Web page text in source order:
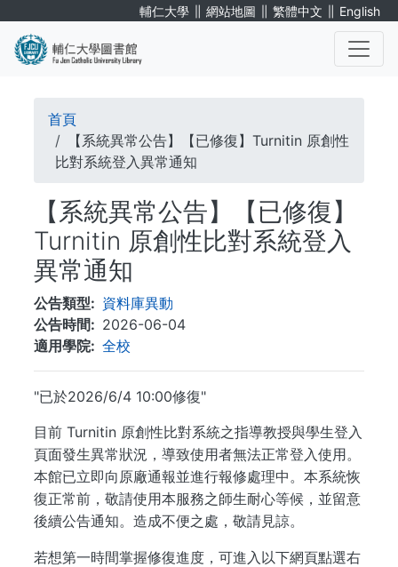
輔仁大學 ∥ 網站地圖 ∥ 繁體中文 ∥ English
導
航
結
首頁
【系統異常公告】【已修復】Turnitin 原創性
比對系統登入異常通知
【系統異常公告】【已修復】
Turnitin 原創性比對系統登入
異常通知
公告類型
資料庫異動
公告時間
2026-06-04
適用學院
全校
"已於2026/6/4 10:00修復"
目前 Turnitin 原創性比對系統之指導教授與學生登入
頁面發生異常狀況，導致使用者無法正常登入使用。
本館已立即向原廠通報並進行報修處理中。本系統恢
復正常前，敬請使用本服務之師生耐心等候，並留意
後續公告通知。造成不便之處，敬請見諒。
若想第一時間掌握修復進度，可進入以下網頁點選右